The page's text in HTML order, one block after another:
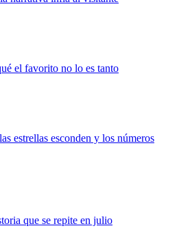
el favorito no lo es tanto
estrellas esconden y los números
que se repite en julio